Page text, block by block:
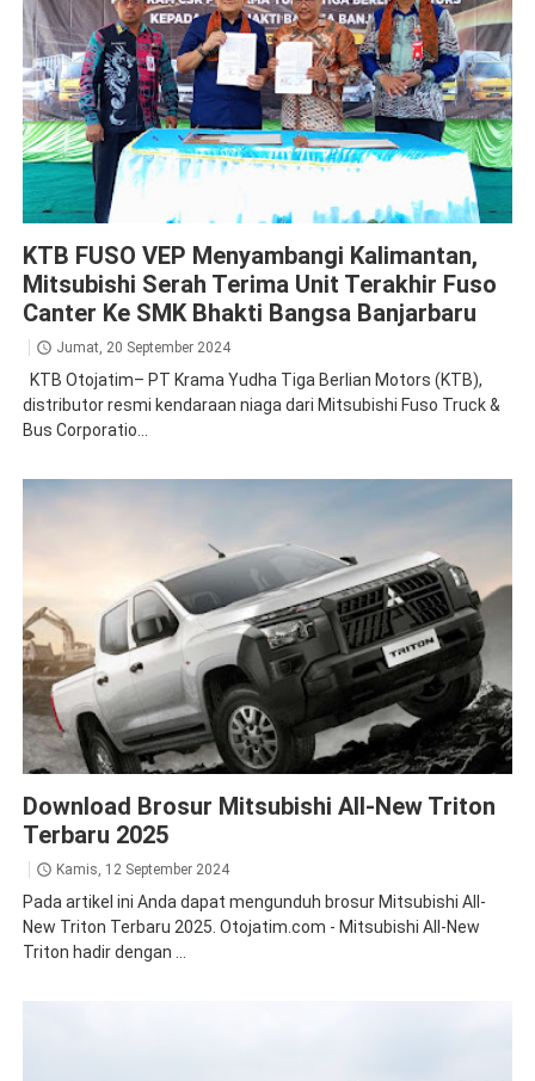
KTB FUSO VEP Menyambangi Kalimantan,
Mitsubishi Serah Terima Unit Terakhir Fuso
Canter Ke SMK Bhakti Bangsa Banjarbaru
Jumat, 20 September 2024
KTB Otojatim– PT Krama Yudha Tiga Berlian Motors (KTB),
distributor resmi kendaraan niaga dari Mitsubishi Fuso Truck &
Bus Corporatio...
Download Brosur Mitsubishi All-New Triton
Terbaru 2025
Kamis, 12 September 2024
Pada artikel ini Anda dapat mengunduh brosur Mitsubishi All-
New Triton Terbaru 2025. Otojatim.com - Mitsubishi All-New
Triton hadir dengan ...